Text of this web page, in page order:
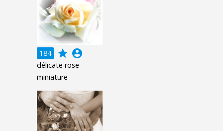
184 grade account_circle
délicate rose
miniature